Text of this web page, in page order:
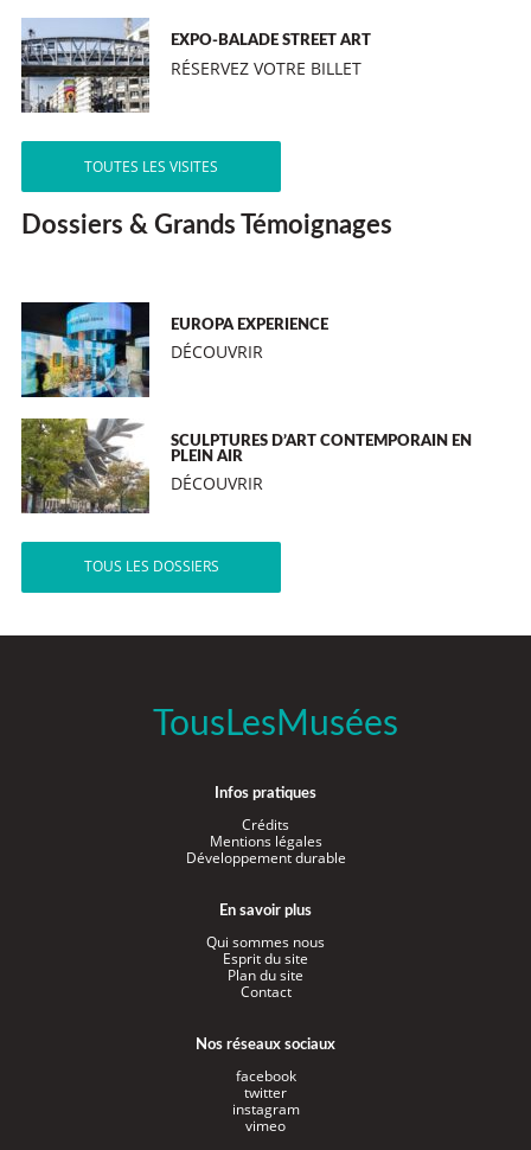
EXPO-BALADE STREET ART
RÉSERVEZ VOTRE BILLET
TOUTES LES VISITES
Dossiers & Grands Témoignages
EUROPA EXPERIENCE
DÉCOUVRIR
SCULPTURES D’ART CONTEMPORAIN EN
PLEIN AIR
DÉCOUVRIR
TOUS LES DOSSIERS
TousLesMusées
Infos pratiques
Crédits
Mentions légales
Développement durable
En savoir plus
Qui sommes nous
Esprit du site
Plan du site
Contact
Nos réseaux sociaux
facebook
twitter
instagram
vimeo